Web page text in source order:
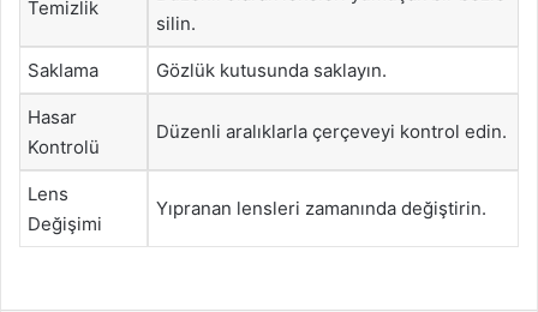
Temizlik
silin.
Saklama Gözlük kutusunda saklayın.
Hasar
Kontrolü
Düzenli aralıklarla çerçeveyi kontrol edin.
Lens
Değişimi
Yıpranan lensleri zamanında değiştirin.